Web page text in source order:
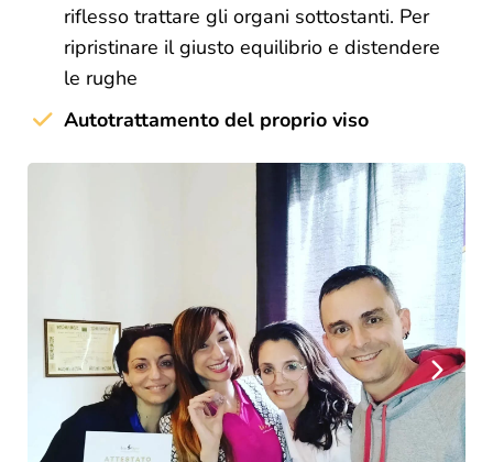
riflesso trattare gli organi sottostanti. Per
ripristinare il giusto equilibrio e distendere
le rughe
Autotrattamento del proprio viso